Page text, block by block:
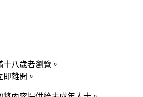
八歲者瀏覽。
離開。